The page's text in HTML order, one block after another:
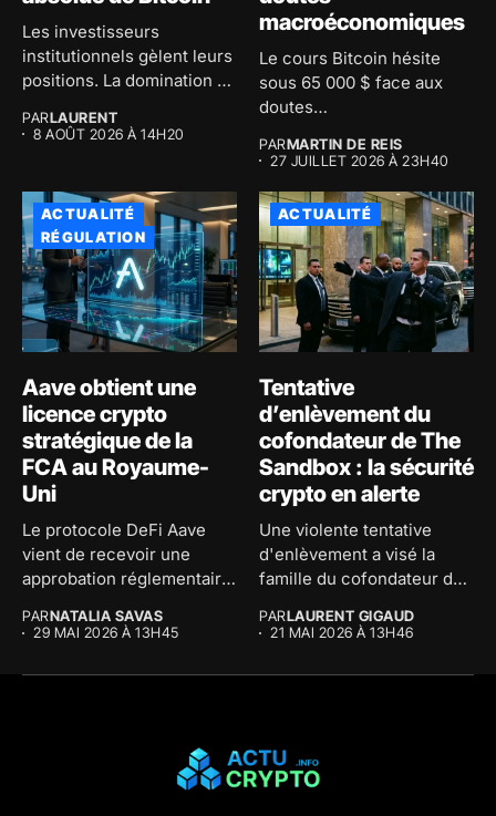
Les investisseurs
institutionnels gèlent leurs
positions. La domination de
PARLAURENT
8 AOÛT 2026 À 14H20
macroéconomiques
Le cours Bitcoin hésite
sous 65 000 $ face aux
doutes
PARMARTIN DE REIS
27 JUILLET 2026 À 23H40
ACTUALITÉ
RÉGULATION
Aave obtient une
licence crypto
stratégique de la
FCA au Royaume-
Uni
Le protocole DeFi Aave
vient de recevoir une
approbation réglementaire
PARNATALIA SAVAS
29 MAI 2026 À 13H45
ACTUALITÉ
Tentative
d’enlèvement du
cofondateur de The
Sandbox : la sécurité
crypto en alerte
Une violente tentative
d'enlèvement a visé la
famille du cofondateur de
PARLAURENT GIGAUD
21 MAI 2026 À 13H46